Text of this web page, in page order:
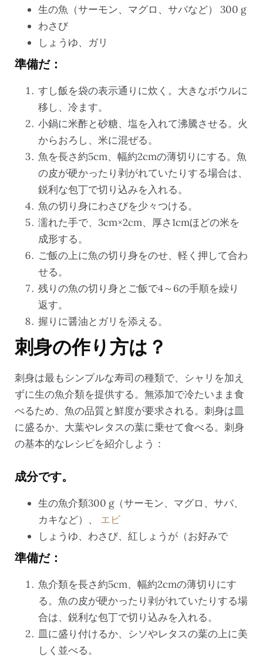
生の魚（サーモン、マグロ、サバなど） 300 g
わさび
しょうゆ、ガリ
準備だ：
すし飯を袋の表示通りに炊く。大きなボウルに
移し、冷ます。
小鍋に米酢と砂糖、塩を入れて沸騰させる。火
からおろし、米に混ぜる。
魚を長さ約5cm、幅約2cmの薄切りにする。魚
の皮が硬かったり剥がれていたりする場合は、
鋭利な包丁で切り込みを入れる。
魚の切り身にわさびを少々つける。
濡れた手で、3cm×2cm、厚さ1cmほどの米を
成形する。
ご飯の上に魚の切り身をのせ、軽く押して合わ
せる。
残りの魚の切り身とご飯で4～6の手順を繰り
返す。
握りに醤油とガリを添える。
刺身の作り方は？
刺身は最もシンプルな寿司の種類で、シャリを加え
ずに生の魚介類を提供する。無添加で冷たいまま食
べるため、魚の品質と鮮度が要求される。刺身は皿
に盛るか、大葉やレタスの葉に乗せて食べる。刺身
の基本的なレシピを紹介しよう：
成分です。
生の魚介類300 g（サーモン、マグロ、サバ、
カキなど）、 エビ
しょうゆ、わさび、紅しょうが（お好みで
準備だ：
魚介類を長さ約5cm、幅約2cmの薄切りにす
る。魚の皮が硬かったり剥がれていたりする場
合は、鋭利な包丁で切り込みを入れる。
皿に盛り付けるか、シソやレタスの葉の上に美
しく並べる。